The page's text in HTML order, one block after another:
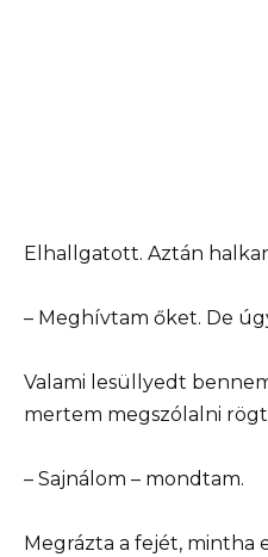
Elhallgatott. Aztán
– Meghívtam őket. De
Valami lesüllyedt
mertem megszólalni
– Sajnálom – mondtam.
Megrázta a fejét, mintha